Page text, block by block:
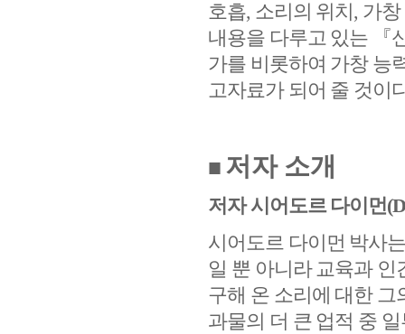
호흡, 소리의 위치 , 가
내용을 다루고 있는
『
가를 비롯하여 가창 능
고자료가 되어 줄 것이
■ 저자 소개
저자 시어도르 다이먼
시어도르 다이먼 박사
일 뿐 아니라 교육과
구해 온 소리에 대한 그
과물의 더 큰 업적 중